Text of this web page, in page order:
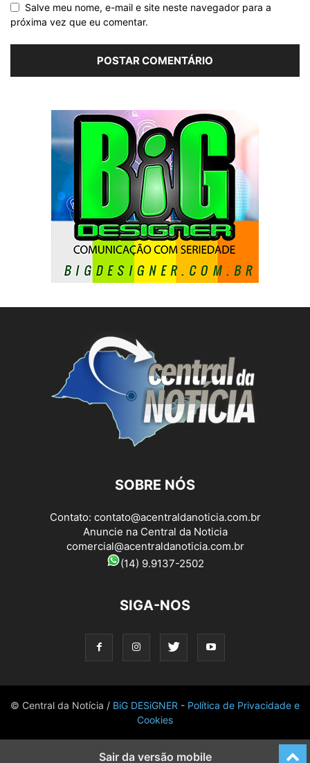
Salve meu nome, e-mail e site neste navegador para a
próxima vez que eu comentar.
SOBRE NÓS
Contato: contato@acentraldanoticia.com.br
Anuncie na Central da Noticia
comercial@acentraldanoticia.com.br
(14) 9.9137-2502
SIGA-NOS
© Central da Notícia / BiG DESiGNER - Política de Privacidade e
Cookies
Sair da versão mobile